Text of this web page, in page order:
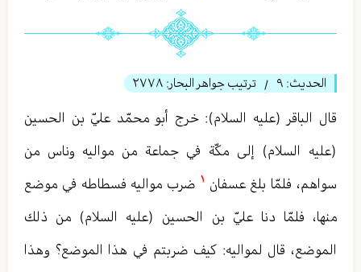
الحديث: ٩ / ترتيب جواهر البحار: ٢٧٧٨
قال الباقر (عليه السلام): خرج أبو محمّد عليّ بن الحسين
(عليه السلام) إلى مكّة في جماعة من مواليه وناس من
سواهم، فلمّا بلغ عسفان
ضرب مواليه فسطاطه في موضع
منها، فلمّا دنا عليّ بن الحسين (عليه السلام) من ذلك
الموضع، قال لمواليه: كيف ضربتم في هذا الموضع؟ وهذا